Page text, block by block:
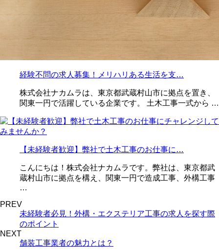
経験不問の求人募集！メリハリある生活を支…
株式会社ナカムラは、東京都武蔵村山市に拠点を置き、
関東一円で活躍している企業です。 土木工事一式から …
【未経験者歓迎】弊社で土木工事のお仕事に…
こんにちは！株式会社ナカムラです。弊社は、東京都武
蔵村山市に拠点を構え、関東一円で造成工事、外構工事
…
PREV
未経験者必見！外構・エクステリア工事の求人を探す際
のポイント
NEXT
舗装工事業者の魅力とは？